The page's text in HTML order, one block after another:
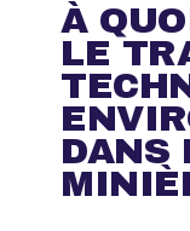
À
LE
DANS